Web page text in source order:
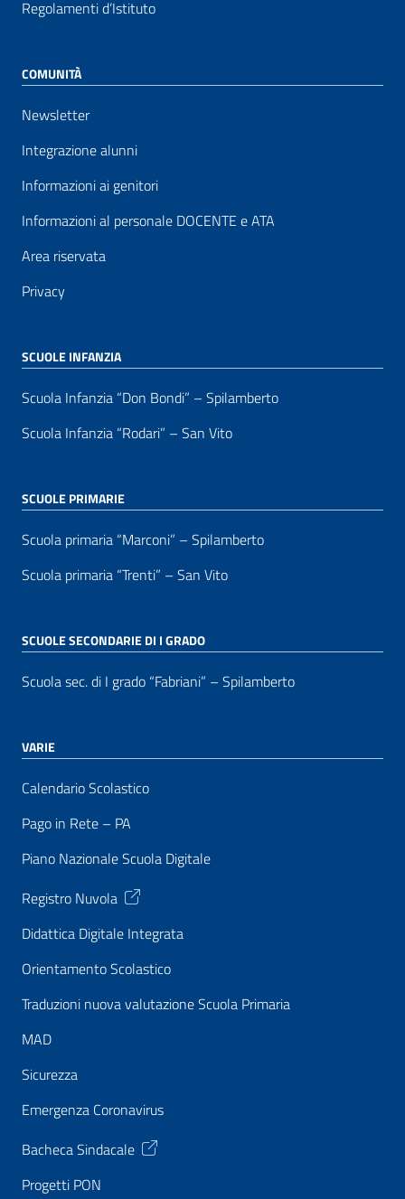
Regolamenti d’Istituto
COMUNITÀ
Newsletter
Integrazione alunni
Informazioni ai genitori
Informazioni al personale DOCENTE e ATA
Area riservata
Privacy
SCUOLE INFANZIA
Scuola Infanzia “Don Bondi” – Spilamberto
Scuola Infanzia “Rodari” – San Vito
SCUOLE PRIMARIE
Scuola primaria “Marconi” – Spilamberto
Scuola primaria “Trenti” – San Vito
SCUOLE SECONDARIE DI I GRADO
Scuola sec. di I grado “Fabriani” – Spilamberto
VARIE
Calendario Scolastico
Pago in Rete – PA
Piano Nazionale Scuola Digitale
Registro Nuvola
Didattica Digitale Integrata
Orientamento Scolastico
Traduzioni nuova valutazione Scuola Primaria
MAD
Sicurezza
Emergenza Coronavirus
Bacheca Sindacale
Progetti PON